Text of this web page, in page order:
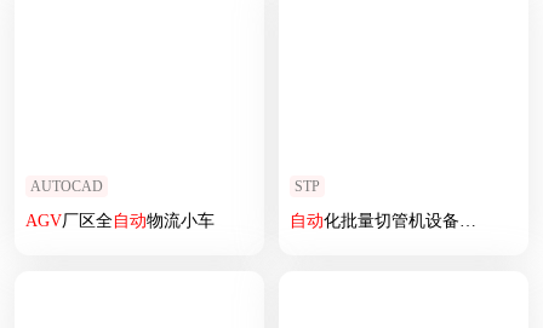
AUTOCAD
AGV厂区全自动物流小车
STP
自动化批量切管机设备